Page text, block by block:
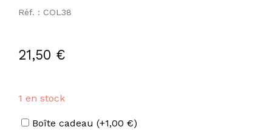
Réf. : COL38
21,50 €
1 en stock
Options
Boîte cadeau (+1,00 €)